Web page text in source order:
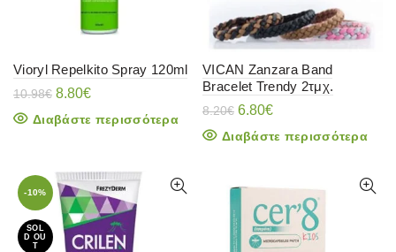
Vioryl Repelkito Spray 120ml
10.98€ Original
was:
8.80€Η
τιμή
Διαβάστε περισσότερα
VICAN Zanzara Band
Bracelet Trendy 2τμχ.
8.20€ Original
was:
6.80€Η
τιμή
Διαβάστε περισσότερα
-10%
SOL
D OU
T